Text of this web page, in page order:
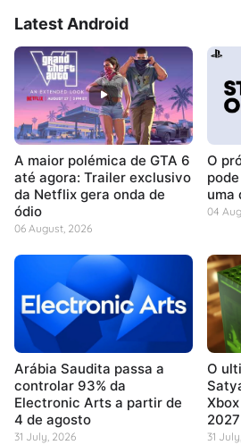
Latest Android
A maior polémica de GTA 6
até agora: Trailer exclusivo
da Netflix gera onda de
ódio
06 August, 2026
O
uma
04
Arábia Saudita passa a
controlar 93% da
Electronic Arts a partir de
4 de agosto
31 July, 2026
O
2027
31